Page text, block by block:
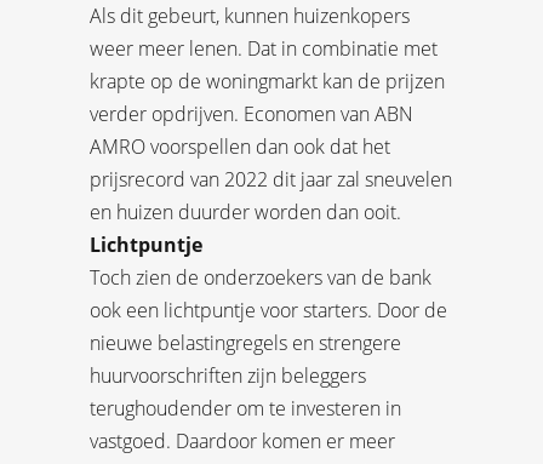
Als dit gebeurt, kunnen huizenkopers
weer meer lenen. Dat in combinatie met
krapte op de woningmarkt kan de prijzen
verder opdrijven. Economen van ABN
AMRO voorspellen dan ook dat het
prijsrecord van 2022 dit jaar zal sneuvelen
en huizen duurder worden dan ooit.
Lichtpuntje
Toch zien de onderzoekers van de bank
ook een lichtpuntje voor starters. Door de
nieuwe belastingregels en strengere
huurvoorschriften zijn beleggers
terughoudender om te investeren in
vastgoed. Daardoor komen er meer